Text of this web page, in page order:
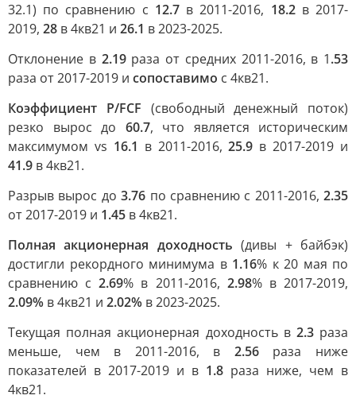
32.1) по сравнению с 12.7 в 2011-2016, 18.2в 2017-
2019, 28 в 4кв21 и 26.1 в 2023-2025.
Отклонение в2.19раза от средних 2011-2016, в 1.53
раза от 2017-2019 и сопоставимо с 4кв21.
Коэффициент P/FCF (свободный денежный поток)
резко вырос до 60.7, что является историческим
максимумом vs 16.1 в 2011-2016,25.9 в 2017-2019 и
41.9 в 4кв21.
Разрыв вырос до3.76 по сравнению с 2011-2016, 2.35
от 2017-2019 и 1.45 в 4кв21.
Полная акционерная доходность (дивы + байбэк)
достигли рекордного минимума в 1.16% к 20 мая по
сравнению с2.69% в 2011-2016, 2.98% в 2017-2019,
2.09% в 4кв21 и 2.02% в 2023-2025.
Текущая полная акционерная доходность в2.3раза
меньше, чем в 2011-2016, в 2.56 раза ниже
показателей в 2017-2019 и в 1.8 раза ниже, чем в
4кв21.